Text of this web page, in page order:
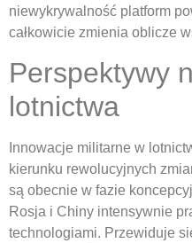
niewykrywalność platform
całkowicie zmienia oblicze
Perspektywy
lotnictwa
Innowacje militarne w
kierunku rewolucyjnych
są obecnie w fazie
Rosja i Chiny intensywnie
technologiami. Przewiduje